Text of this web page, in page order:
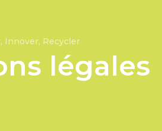
Innover, Recycler
légales